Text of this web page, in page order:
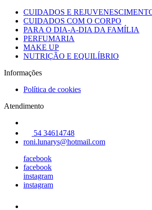
CUIDADOS E
CUIDADOS COM O CORPO
PARA O DIA-A-DIA DA FAMÍLIA
PERFUMARIA
MAKE UP
NUTRIÇÃO E EQUILÍBRIO
Informações
Política de cookies
Atendimento
54 34614748
roni.lunarys@hotmail.com
facebook
facebook
instagram
instagram